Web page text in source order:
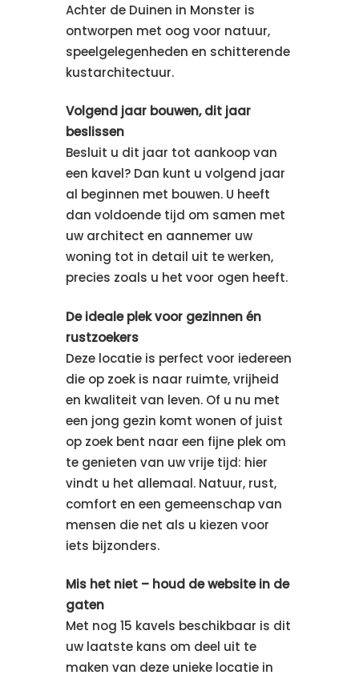
Achter de Duinen in Monster is
ontworpen met oog voor natuur,
speelgelegenheden en schitterende
kustarchitectuur.
Volgend jaar bouwen, dit jaar
beslissen
Besluit u dit jaar tot aankoop van
een kavel? Dan kunt u volgend jaar
al beginnen met bouwen. U heeft
dan voldoende tijd om samen met
uw architect en aannemer uw
woning tot in detail uit te werken,
precies zoals u het voor ogen heeft.
De ideale plek voor gezinnen én
rustzoekers
Deze locatie is perfect voor iedereen
die op zoek is naar ruimte, vrijheid
en kwaliteit van leven. Of u nu met
een jong gezin komt wonen of juist
op zoek bent naar een fijne plek om
te genieten van uw vrije tijd: hier
vindt u het allemaal. Natuur, rust,
comfort en een gemeenschap van
mensen die net als u kiezen voor
iets bijzonders.
Mis het niet – houd de website in de
gaten
Met nog 15 kavels beschikbaar is dit
uw laatste kans om deel uit te
maken van deze unieke locatie in